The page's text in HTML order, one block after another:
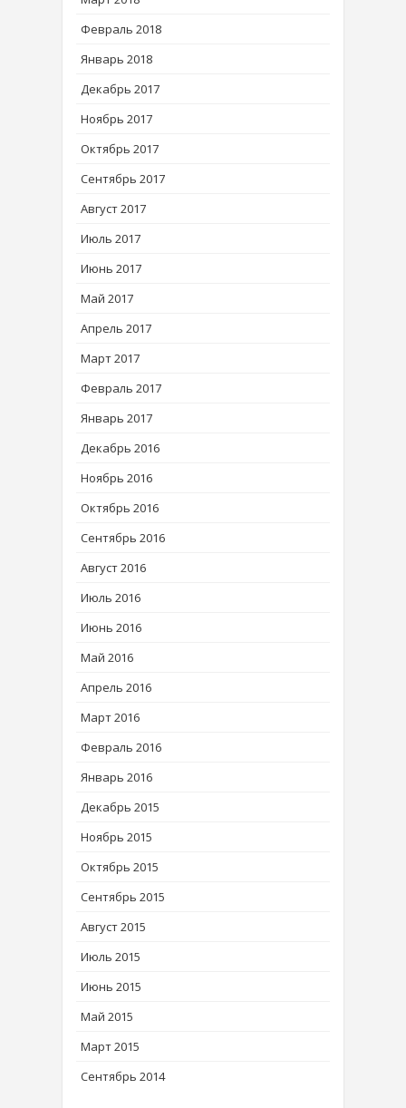
Февраль 2018
Январь 2018
Декабрь 2017
Ноябрь 2017
Октябрь 2017
Сентябрь 2017
Август 2017
Июль 2017
Июнь 2017
Май 2017
Апрель 2017
Март 2017
Февраль 2017
Январь 2017
Декабрь 2016
Ноябрь 2016
Октябрь 2016
Сентябрь 2016
Август 2016
Июль 2016
Июнь 2016
Май 2016
Апрель 2016
Март 2016
Февраль 2016
Январь 2016
Декабрь 2015
Ноябрь 2015
Октябрь 2015
Сентябрь 2015
Август 2015
Июль 2015
Июнь 2015
Май 2015
Март 2015
Сентябрь 2014